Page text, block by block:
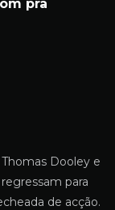
pra
Dooley e
para
de acção.